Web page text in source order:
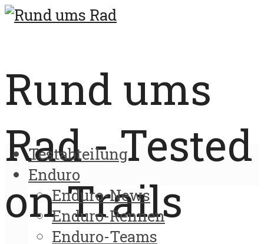
Rund ums
Rad - Tested
on Trails
Testabteilung
Enduro
Enduro-News
Enduro-Rennen
Enduro-Teams